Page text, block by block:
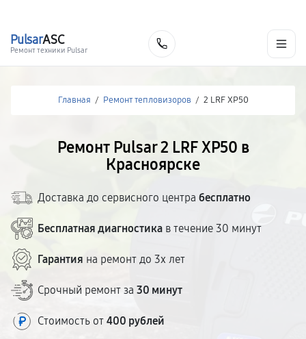
PulsarASC
Ремонт техники Pulsar
Главная / Ремонт тепловизоров / 2 LRF XP50
Ремонт Pulsar 2 LRF XP50 в
Красноярске
Доставка до сервисного центра бесплатно
Бесплатная диагностика в течение 30 минут
Гарантия на ремонт до 3х лет
Срочный ремонт за 30 минут
Стоимость от 400 рублей